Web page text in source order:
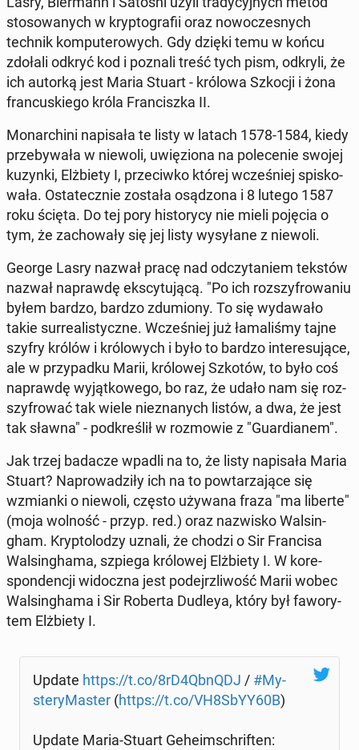
sto­so­wa­nych w kryp­to­gra­fii oraz no­wo­cze­snych
technik kom­pu­te­ro­wych. Gdy dzięki temu w końcu
zdołali odkryć kod i poznali treść tych pism, odkryli, że
ich autorką jest Maria Stuart - królowa Szkocji i żona
fran­cu­skie­go króla Fran­cisz­ka II.
Mo­nar­chi­ni na­pi­sa­ła te listy w latach 1578-1584, kiedy
prze­by­wa­ła w niewoli, uwię­zio­na na po­le­ce­nie swojej
kuzynki, Elż­bie­ty I, prze­ciw­ko której wcze­śniej spi­sko­
wa­ła. Osta­tecz­nie została osą­dzo­na i 8 lutego 1587
roku ścięta. Do tej pory hi­sto­ry­cy nie mieli pojęcia o
tym, że za­cho­wa­ły się jej listy wy­sy­ła­ne z niewoli.
George Lasry nazwał pracę nad od­czy­ta­niem tekstów
nazwał na­praw­dę eks­cy­tu­ją­cą. "Po ich roz­szy­fro­wa­niu
byłem bardzo, bardzo zdu­mio­ny. To się wy­da­wa­ło
takie sur­re­ali­stycz­ne. Wcze­śniej już ła­ma­li­śmy tajne
szyfry królów i kró­lo­wych i było to bardzo in­te­re­su­ją­ce,
ale w przy­pad­ku Marii, kró­lo­wej Szkotów, to było coś
na­praw­dę wy­jąt­ko­we­go, bo raz, że udało nam się roz­
szy­fro­wać tak wiele nie­zna­nych listów, a dwa, że jest
tak sławna" - pod­kre­ślił w roz­mo­wie z "Gu­ar­dia­nem".
Jak trzej badacze wpadli na to, że listy na­pi­sa­ła Maria
Stuart? Na­pro­wa­dzi­ły ich na to po­wta­rza­ją­ce się
wzmian­ki o niewoli, często używana fraza "ma liberte"
(moja wolność - przyp. red.) oraz na­zwi­sko Wal­sin­
gham. Kryp­to­lo­dzy uznali, że chodzi o Sir Fran­ci­sa
Wal­sin­gha­ma, szpiega kró­lo­wej Elż­bie­ty I. W ko­re­
spon­den­cji wi­docz­na jest po­dejrz­li­wość Marii wobec
Wal­sin­gha­ma i Sir Roberta Dudleya, który był fa­wo­ry­
tem Elż­bie­ty I.
Update https://t.co/8rD4QbnQDJ / #My­
ste­ry­Ma­ster (https://t.co/VH8SbYY60B)
Update Maria-Stuart Ge­he­im­schri­ften: